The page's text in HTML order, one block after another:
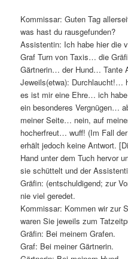
Kommissar: Guten Tag
was hast du rausgefunden?
Assistentin: Ich habe hier die
Graf Turn von Taxis… die
Gärtnerin… der Hund… Tante
Jeweils(etwa):
es ist mir eine Ehre… ich
ein besonderes Vergnügen…
meiner Seite… nein, auf
hocherfreut… wuff! (Im Fall
erhält jedoch keine Antwort.
Hand unter dem Tuch hervor
sie schüttelt und der
Gräfin: (entschuldigend; zur
nie viel geredet.
Kommissar: Kommen wir zur
waren Sie jeweils zum
Gräfin: Bei meinem Grafen.
Graf: Bei meiner Gärtnerin.